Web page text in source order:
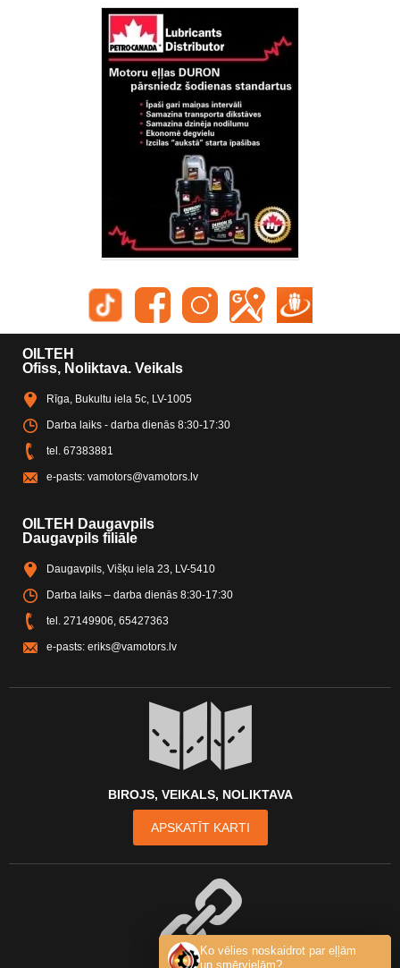
OILTEH
Ofiss, Noliktava. Veikals
Rīga, Bukultu iela 5c, LV-1005
Darba laiks - darba dienās 8:30-17:30
tel. 67383881
e-pasts: vamotors@vamotors.lv
OILTEH Daugavpils
Daugavpils filiāle
Daugavpils, Višķu iela 23, LV-5410
Darba laiks – darba dienās 8:30-17:30
tel. 27149906, 65427363
e-pasts: eriks@vamotors.lv
BIROJS, VEIKALS, NOLIKTAVA
APSKATĪT KARTI
Ko vēlies noskaidrot par eļļām
un smērvielām?